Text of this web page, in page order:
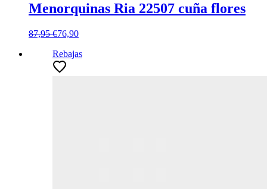
Menorquinas Ria 22507 cuña flores
87,95 €76,90
Rebajas